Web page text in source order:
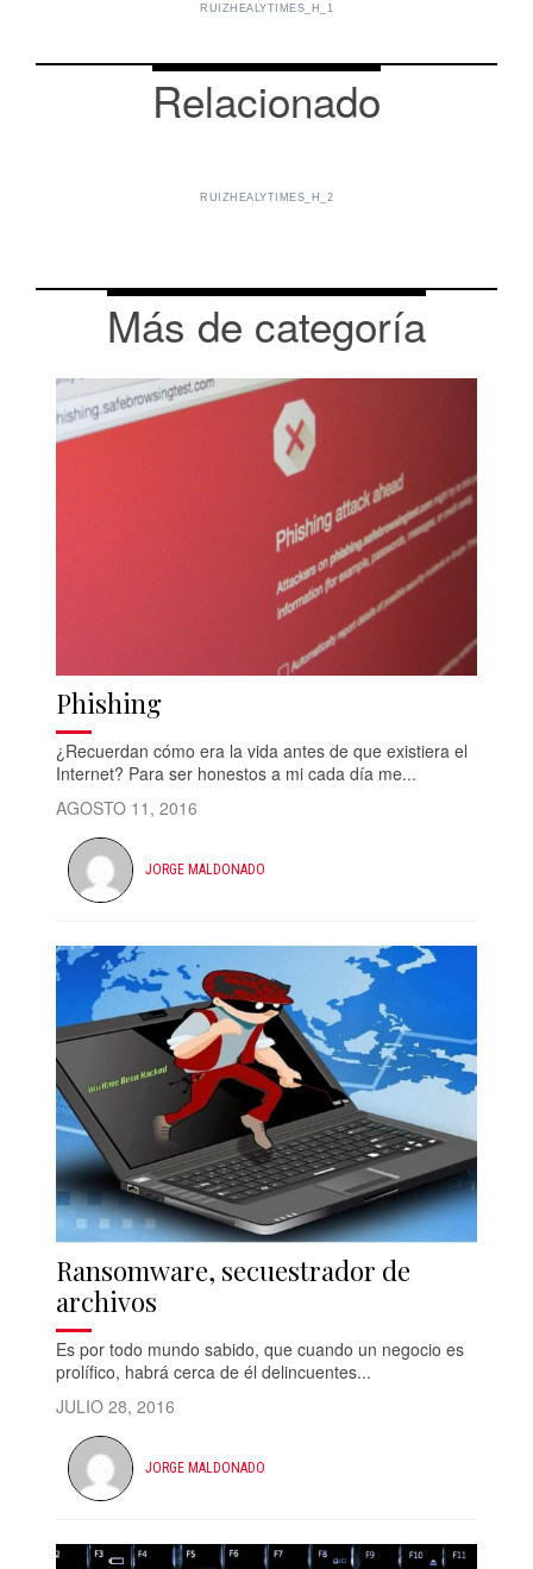
RUIZHEALYTIMES_H_1
Relacionado
RUIZHEALYTIMES_H_2
Más de categoría
Phishing
¿Recuerdan cómo era la vida antes de que existiera el
Internet? Para ser honestos a mi cada día me...
AGOSTO 11, 2016
JORGE MALDONADO
Ransomware, secuestrador de
archivos
Es por todo mundo sabido, que cuando un negocio es
prolífico, habrá cerca de él delincuentes...
JULIO 28, 2016
JORGE MALDONADO